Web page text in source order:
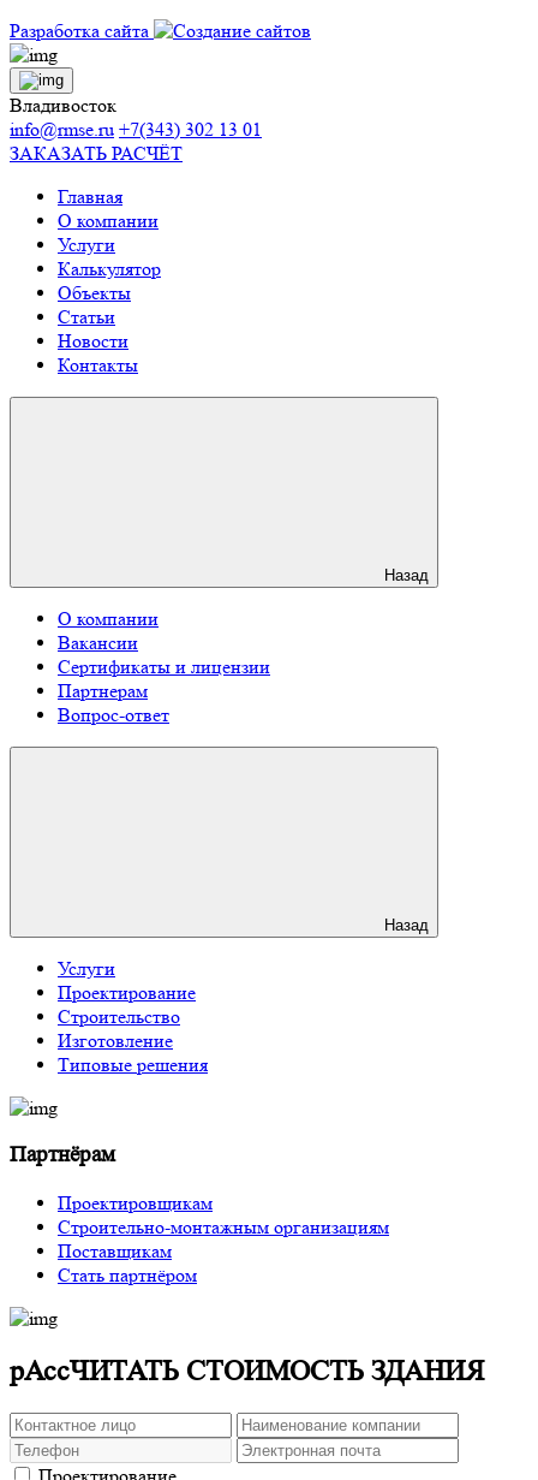
Разработка сайта
Владивосток
info@rmse.ru +7(343) 302 13 01
ЗАКАЗАТЬ РАСЧЁТ
Главная
О компании
Услуги
Калькулятор
Объекты
Статьи
Новости
Контакты
Назад
О компании
Вакансии
Сертификаты и лицензии
Партнерам
Вопрос-ответ
Назад
Услуги
Проектирование
Строительство
Изготовление
Типовые решения
Партнёрам
Проектировщикам
Строительно-монтажным организациям
Поставщикам
Стать партнёром
рАссЧИТАТЬ СТОИМОСТЬ ЗДАНИЯ